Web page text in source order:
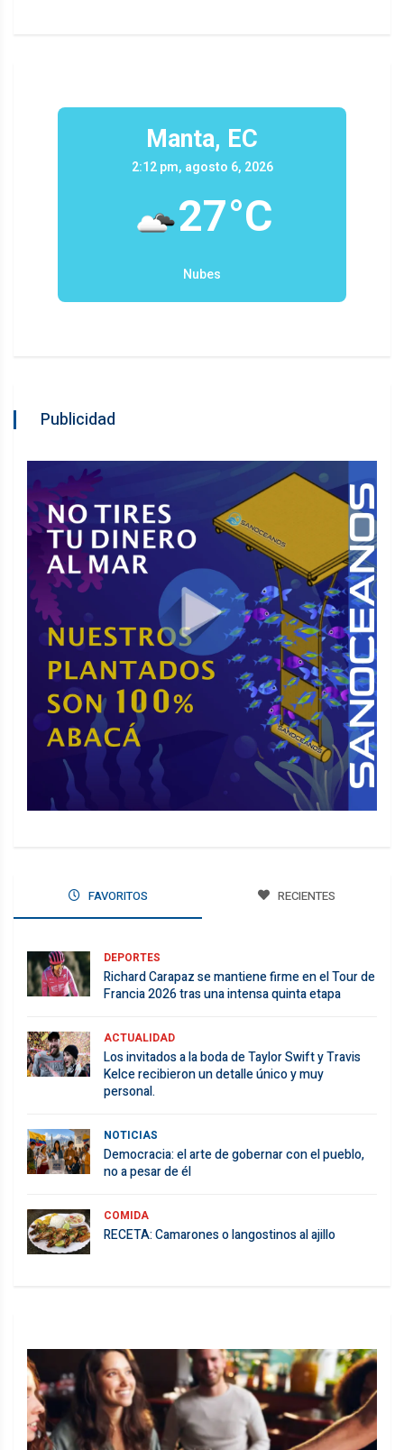
Manta, EC
2:12 pm, agosto 6, 2026
27°C
Nubes
Publicidad
FAVORITOS RECIENTES
DEPORTES
Richard Carapaz se mantiene firme en el Tour de
Francia 2026 tras una intensa quinta etapa
ACTUALIDAD
Los invitados a la boda de Taylor Swift y Travis
Kelce recibieron un detalle único y muy
personal.
NOTICIAS
Democracia: el arte de gobernar con el pueblo,
no a pesar de él
COMIDA
RECETA: Camarones o langostinos al ajillo